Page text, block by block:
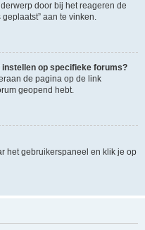
door bij het reageren de
aan te vinken.
instellen op specifieke forums?
de pagina op de link
geopend hebt.
het gebruikerspaneel en klik je op